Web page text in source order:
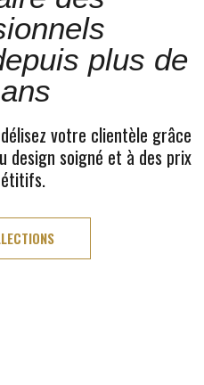
plus de
votre clientèle grâce
design soigné et à des prix